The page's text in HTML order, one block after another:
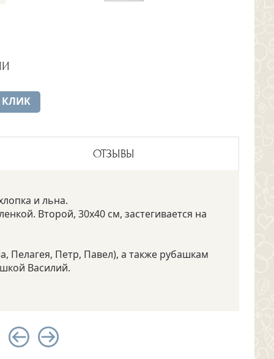
КЛИК
ОТЗЫВЫ
и льна.
Второй, 30х40 см, застегивается на
Пелагея, Петр, Павел), а также рубашкам
Василий.